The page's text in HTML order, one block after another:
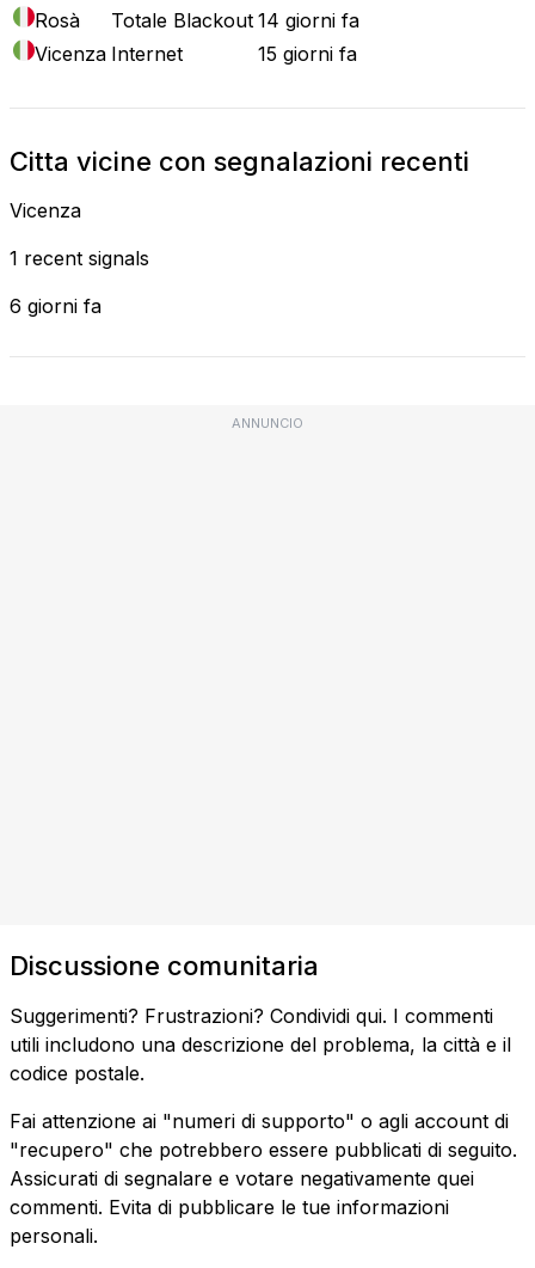
Rosà
Totale Blackout 14 giorni fa
Vicenza Internet 15 giorni fa
Citta vicine con segnalazioni recenti
Vicenza
1 recent signals
6 giorni fa
ANNUNCIO
Discussione comunitaria
Suggerimenti? Frustrazioni? Condividi qui. I commenti
utili includono una descrizione del problema, la città e il
codice postale.
Fai attenzione ai "numeri di supporto" o agli account di
"recupero" che potrebbero essere pubblicati di seguito.
Assicurati di segnalare e votare negativamente quei
commenti. Evita di pubblicare le tue informazioni
personali.